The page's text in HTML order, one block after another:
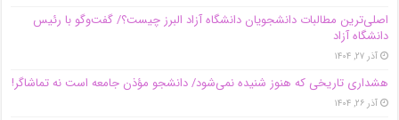
اصلی‌ترین مطالبات دانشجویان دانشگاه آزاد البرز چیست؟/ گفت‌وگو با رئیس
دانشگاه آز‌اد
آذر ۲۷, ۱۴۰۴
هشداری تاریخی که هنوز شنیده نمی‌شود/ دانشجو مؤذن جامعه است نه تماشاگر!
آذر ۲۶, ۱۴۰۴